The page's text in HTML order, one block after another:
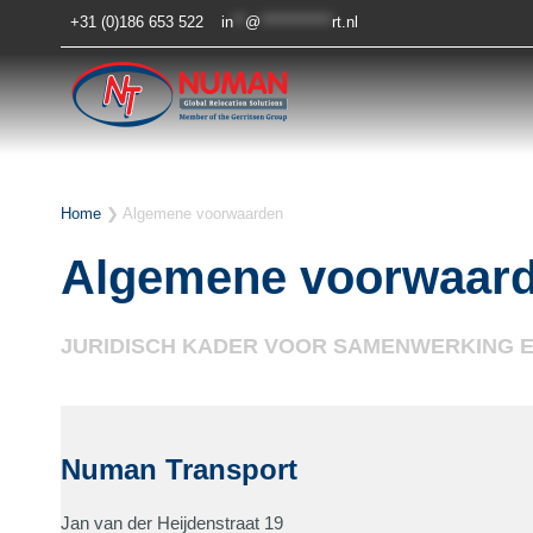
inhoud
+31 (0)186 653 522 in @ ************rt.nl
Home ❯ Algemene voorwaarden
Algemene
JURIDISCH KADER VOOR SAMENWERKING
Numan Transport
Jan van der Heijdenstraat 19